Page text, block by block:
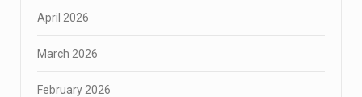
April 2026
March 2026
February 2026